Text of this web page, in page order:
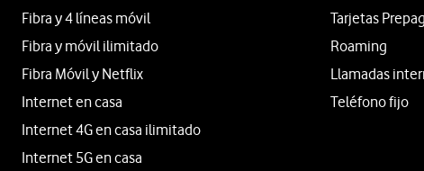
Fibra y 4 líneas móvil
Fibra y móvil ilimitado
Fibra Móvil y Netflix
Internet en casa
Internet 4G en casa ilimitado
Internet 5G en casa
Tarjetas
Roaming
Llamadas
Teléfono fijo